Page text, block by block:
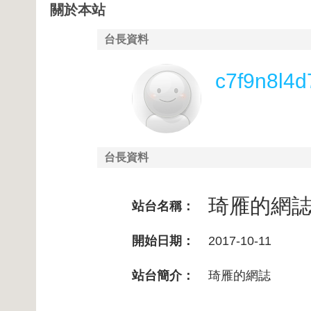
關於本站
台長資料
台長資料
站台名稱： 琦雁的網
開始日期： 2017-10-11
站台簡介： 琦雁的網誌